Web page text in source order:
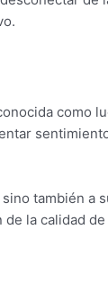
como
también a
la calidad de